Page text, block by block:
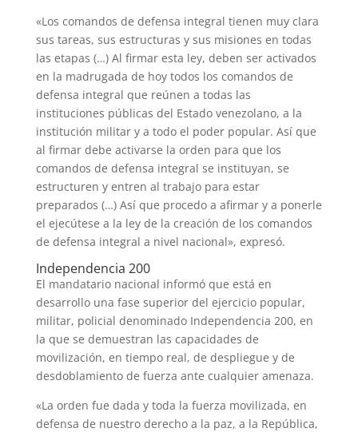
«Los comandos de defensa integral tienen muy clara
sus tareas, sus estructuras y sus misiones en todas
las etapas (…) Al firmar esta ley, deben ser activados
en la madrugada de hoy todos los comandos de
defensa integral que reúnen a todas las
instituciones públicas del Estado venezolano, a la
institución militar y a todo el poder popular. Así que
al firmar debe activarse la orden para que los
comandos de defensa integral se instituyan, se
estructuren y entren al trabajo para estar
preparados (…) Así que procedo a afirmar y a ponerle
el ejecútese a la ley de la creación de los comandos
de defensa integral a nivel nacional», expresó.
Independencia 200
El mandatario nacional informó que está en
desarrollo una fase superior del ejercicio popular,
militar, policial denominado Independencia 200, en
la que se demuestran las capacidades de
movilización, en tiempo real, de despliegue y de
desdoblamiento de fuerza ante cualquier amenaza.
«La orden fue dada y toda la fuerza movilizada, en
defensa de nuestro derecho a la paz, a la República,